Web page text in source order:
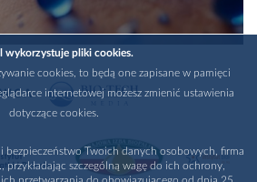
wykorzystuje pliki cookies.
cookies, to będą one zapisane w pamięci
internetowej możesz zmienić ustawienia
dotyczące cookies.
bezpieczeństwo Twoich danych osobowych, firma
przykładając szczególną wagę do ich ochrony,